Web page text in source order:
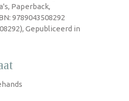
Paperback,
9789043508292
Gepubliceerd in